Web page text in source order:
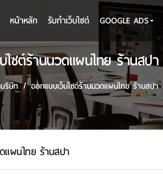
หน้าหลัก รับทําเว็บไซต์ GOOGLE ADS
ไซต์ร้านนวดแผนไทย ร้านสปา
ริษัท ออกแบบเว็บไซต์ร้านนวดแผนไทย ร้านสปา
แผนไทย ร้านสปา